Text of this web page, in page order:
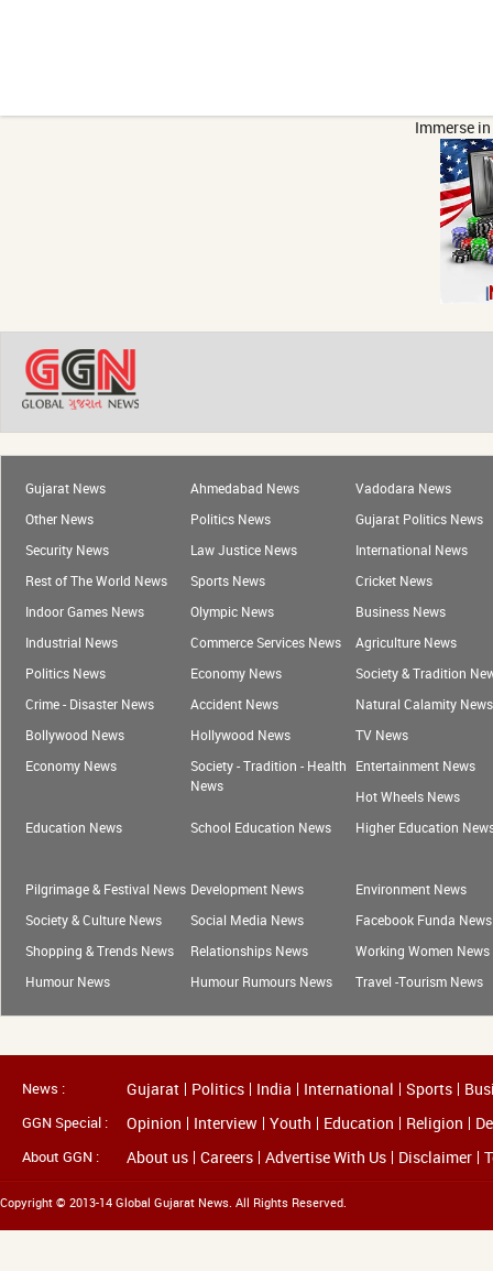
Immerse
Gujarat News Ahmedabad News
Vadodara News
Other News
Politics News
Gujarat Politics News
Security News
Law Justice News
International News
Rest of The World News
Sports News
Cricket News
Indoor Games News
Olympic News
Business News
Industrial News
Commerce Services News
Agriculture News
Politics News
Economy News
Society & Tradition
Crime - Disaster News
Accident News
Natural Calamity News
Bollywood News
Hollywood News
TV News
Economy News
Society - Tradition - Health
News
Entertainment News
Hot Wheels News
Education News
School Education News Higher Education
Pilgrimage & Festival News Development News
Environment News
Society & Culture News
Social Media News
Facebook Funda News
Shopping & Trends News
Relationships News
Working Women News
Humour News
Humour Rumours News Travel -Tourism News
News : Gujarat Politics India International Sports
GGN Special : Opinion Interview Youth Education Religion
About GGN : About us Careers Advertise With Us Disclaimer
Copyright © 2013-14 Global Gujarat News. All Rights Reserved.